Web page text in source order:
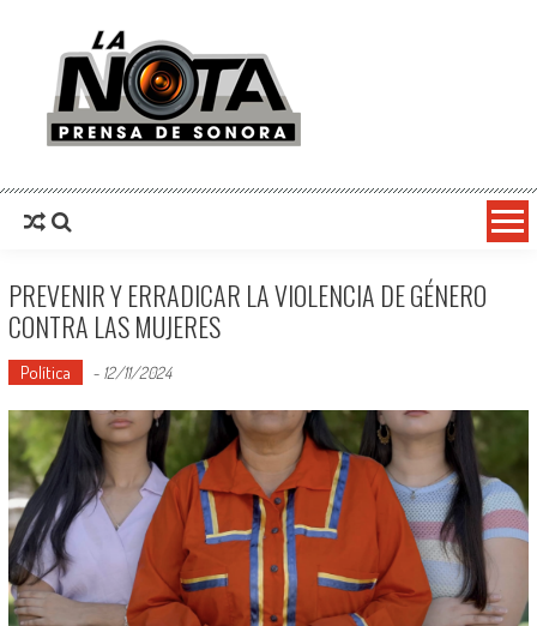
La Nota Prensa De Sonora
PREVENIR Y ERRADICAR LA VIOLENCIA DE GÉNERO
CONTRA LAS MUJERES
Política - 12/11/2024